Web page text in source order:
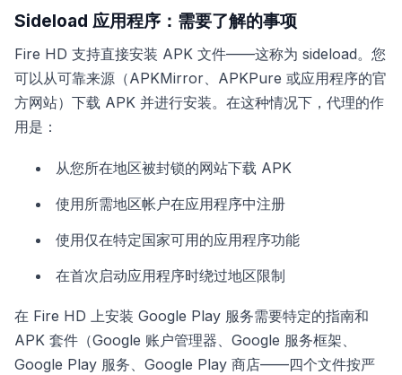
Sideload 应用程序：需要了解的事项
Fire HD 支持直接安装 APK 文件——这称为 sideload。您
可以从可靠来源（APKMirror、APKPure 或应用程序的官
方网站）下载 APK 并进行安装。在这种情况下，代理的作
用是：
从您所在地区被封锁的网站下载 APK
使用所需地区帐户在应用程序中注册
使用仅在特定国家可用的应用程序功能
在首次启动应用程序时绕过地区限制
在 Fire HD 上安装 Google Play 服务需要特定的指南和
APK 套件（Google 账户管理器、Google 服务框架、
Google Play 服务、Google Play 商店——四个文件按严